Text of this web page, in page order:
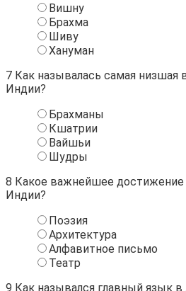
Вишну
Брахма
Шиву
Хануман
7 Как называлась самая низшая
Индии?
Брахманы
Кшатрии
Вайшьи
Шудры
8 Какое важнейшее
Индии?
Поэзия
Архитектура
Алфавитное письмо
Театр
9 Как назывался главный язык